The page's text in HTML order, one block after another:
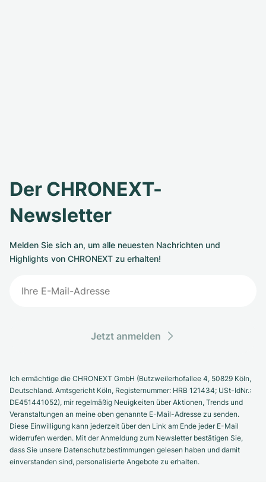
Der CHRONEXT-
Newsletter
Melden Sie sich an, um alle neuesten Nachrichten und
Highlights von CHRONEXT zu erhalten!
Jetzt anmelden
Ich ermächtige die CHRONEXT GmbH (Butzweilerhofallee 4, 50829 Köln,
Deutschland. Amtsgericht Köln, Registernummer: HRB 121434; USt-IdNr.:
DE451441052), mir regelmäßig Neuigkeiten über Aktionen, Trends und
Veranstaltungen an meine oben genannte E-Mail-Adresse zu senden.
Diese Einwilligung kann jederzeit über den Link am Ende jeder E-Mail
widerrufen werden. Mit der Anmeldung zum Newsletter bestätigen Sie,
dass Sie unsere Datenschutzbestimmungen gelesen haben und damit
einverstanden sind, personalisierte Angebote zu erhalten.